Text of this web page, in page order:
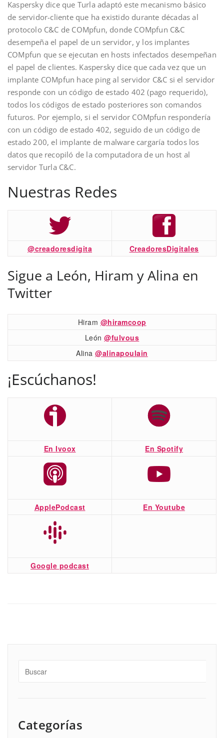
Kaspersky dice que Turla adaptó este mecanismo básico
de servidor-cliente que ha existido durante décadas al
protocolo C&C de COMpfun, donde COMpfun C&C
desempeña el papel de un servidor, y los implantes
COMpfun que se ejecutan en hosts infectados desempeñan
el papel de clientes. Kaspersky dice que cada vez que un
implante COMpfun hace ping al servidor C&C si el servidor
responde con un código de estado 402 (pago requerido),
todos los códigos de estado posteriores son comandos
futuros. Por ejemplo, si el servidor COMpfun respondería
con un código de estado 402, seguido de un código de
estado 200, el implante de malware cargaría todos los
datos que recopiló de la computadora de un host al
servidor Turla C&C.
Nuestras Redes
@creadoresdigita CreadoresDigitales
Sigue a León, Hiram y Alina en
Twitter
Hiram @hiramcoop
León@fulvous
Alina@alinapoulain
¡Escúchanos!
En Ivoox En Spotify
ApplePodcast En Youtube
Google podcast
Categorías